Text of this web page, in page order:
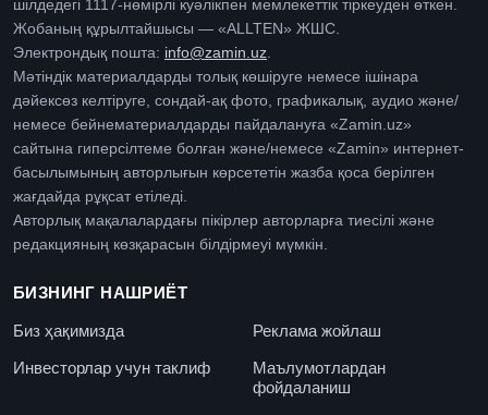
шілдедегі 1117-нөмірлі куәлікпен мемлекеттік тіркеуден өткен.
Жобаның құрылтайшысы — «ALLTEN» ЖШС.
Электрондық пошта: info@zamin.uz.
Мәтіндік материалдарды толық көшіруге немесе ішінара
дәйексөз келтіруге, сондай-ақ фото, графикалық, аудио және/
немесе бейнематериалдарды пайдалануға «Zamin.uz»
сайтына гиперсілтеме болған және/немесе «Zamin» интернет-
басылымының авторлығын көрсететін жазба қоса берілген
жағдайда рұқсат етіледі.
Авторлық мақалалардағы пікірлер авторларға тиесілі және
редакцияның көзқарасын білдірмеуі мүмкін.
БИЗНИНГ НАШРИЁТ
Биз ҳақимизда
Реклама жойлаш
Инвесторлар учун таклиф
Маълумотлардан
фойдаланиш